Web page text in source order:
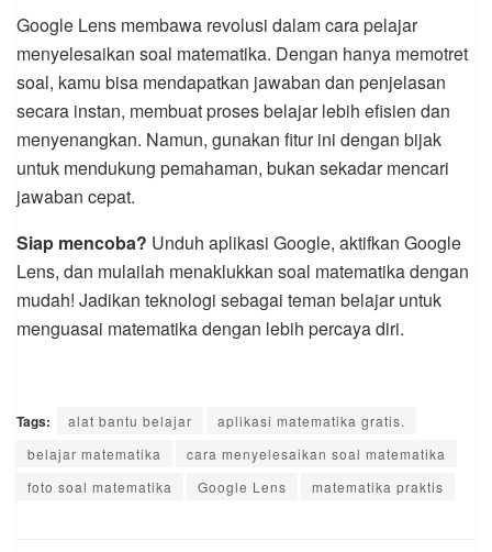
Google Lens membawa revolusi dalam cara pelajar
menyelesaikan soal matematika. Dengan hanya memotret
soal, kamu bisa mendapatkan jawaban dan penjelasan
secara instan, membuat proses belajar lebih efisien dan
menyenangkan. Namun, gunakan fitur ini dengan bijak
untuk mendukung pemahaman, bukan sekadar mencari
jawaban cepat.
Siap mencoba? Unduh aplikasi Google, aktifkan Google
Lens, dan mulailah menaklukkan soal matematika dengan
mudah! Jadikan teknologi sebagai teman belajar untuk
menguasai matematika dengan lebih percaya diri.
Tags: alat bantu belajar
aplikasi matematika gratis.
belajar matematika
cara menyelesaikan soal matematika
foto soal matematika
Google Lens matematika praktis